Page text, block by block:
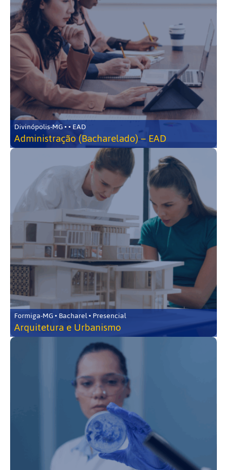
Divinópolis-MG • • EAD
Administração (Bacharelado) – EAD
Formiga-MG • Bacharel • Presencial
Arquitetura e Urbanismo